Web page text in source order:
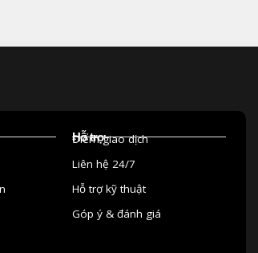
Hỗ trợ
Điểm giao dịch
Liên hệ 24/7
Hỗ trợ kỹ thuật
Góp ý & đánh giá